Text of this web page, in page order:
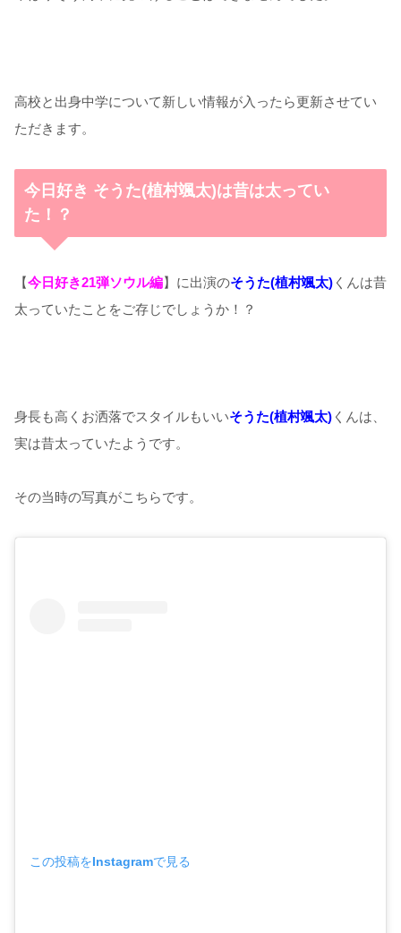
高校と出身中学について新しい情報が入ったら更新させてい
ただきます。
今日好き そうた(植村颯太)は昔は太ってい
た！？
【今日好き21弾ソウル編】に出演のそうた(植村颯太) くんは昔
太っていたことをご存じでしょうか！？
身長も高くお洒落でスタイルもいいそうた(植村颯太) くんは、
実は昔太っていたようです。
その当時の写真がこちらです。
この投稿をInstagramで見る